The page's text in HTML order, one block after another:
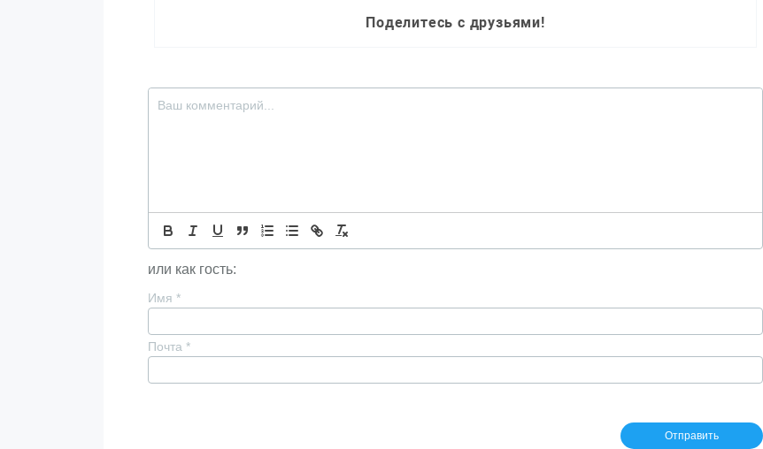
Поделитесь с друзьями!
или как гость:
Имя *
Почта *